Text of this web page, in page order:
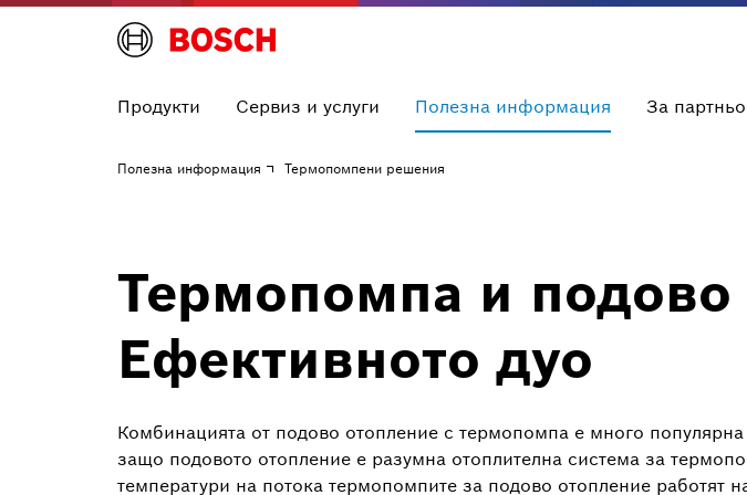
Продукти Сервиз и услуги Полезна информация За
Полезна информация Термопомпени решения
Термопомпа и подово
Ефективното дуо
Комбинацията от подово отопление с термопомпа е много
защо подовото отопление е разумна отоплителна система за
температури на потока термопомпите за подово отопление